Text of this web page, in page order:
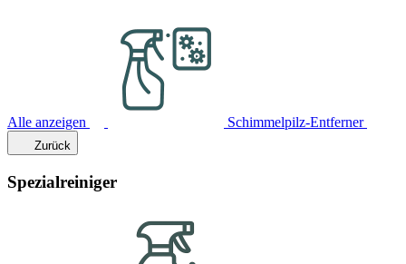
Alle anzeigen Schimmelpilz-Entferner
Zurück
Spezialreiniger